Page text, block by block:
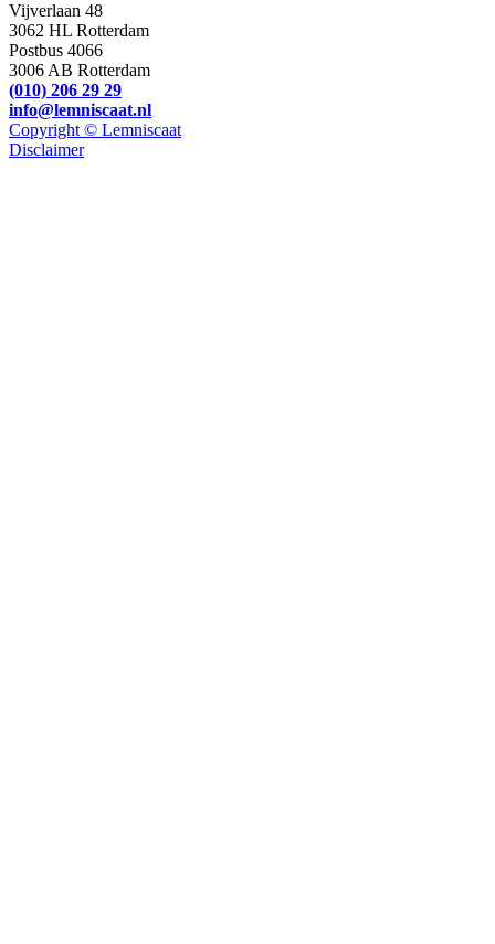
Vijverlaan 48
3062 HL Rotterdam
Postbus 4066
3006 AB Rotterdam
(010) 206 29 29
info@lemniscaat.nl
Copyright © Lemniscaat
Disclaimer